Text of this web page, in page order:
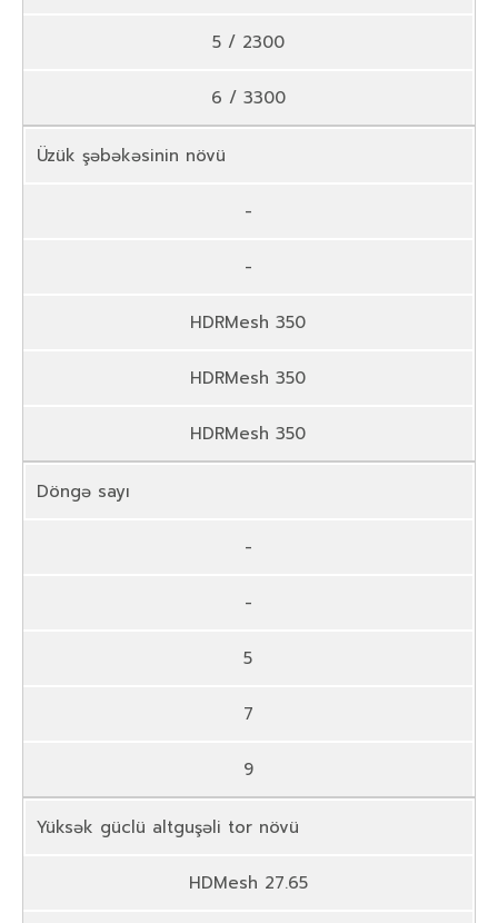
5 / 2300
6 / 3300
Üzük şəbəkəsinin növü
-
-
HDRMesh 350
HDRMesh 350
HDRMesh 350
Döngə sayı
-
-
5
7
9
Yüksək güclü altguşəli tor növü
HDMesh 27.65